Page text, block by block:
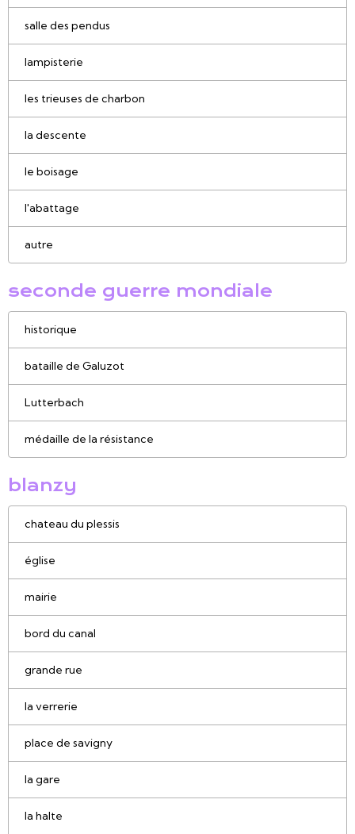
salle des pendus
lampisterie
les trieuses de charbon
la descente
le boisage
l'abattage
autre
seconde guerre mondiale
historique
bataille de Galuzot
Lutterbach
médaille de la résistance
blanzy
chateau du plessis
église
mairie
bord du canal
grande rue
la verrerie
place de savigny
la gare
la halte